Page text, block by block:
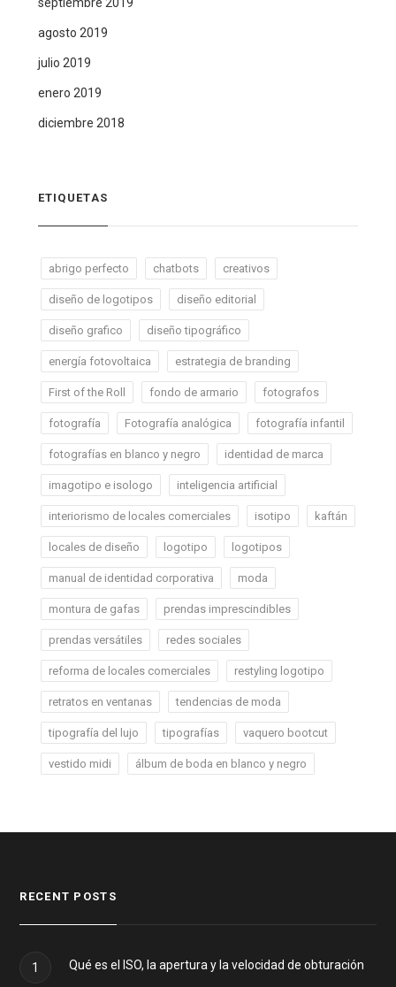
agosto 2019
julio 2019
enero 2019
diciembre 2018
ETIQUETAS
abrigo perfecto chatbots creativos
diseño de logotipos diseño editorial
diseño grafico diseño tipográfico
energía fotovoltaica estrategia de branding
First of the Roll fondo de armario fotografos
fotografía Fotografía analógica fotografía infantil
fotografías en blanco y negro identidad de marca
imagotipo e isologo inteligencia artificial
interiorismo de locales comerciales isotipo kaftán
locales de diseño logotipo logotipos
manual de identidad corporativa moda
montura de gafas prendas imprescindibles
prendas versátiles redes sociales
reforma de locales comerciales restyling logotipo
retratos en ventanas tendencias de moda
tipografía del lujo tipografías vaquero bootcut
vestido midi álbum de boda en blanco y negro
RECENT POSTS
1 Qué es el ISO, la apertura y la velocidad de obturación